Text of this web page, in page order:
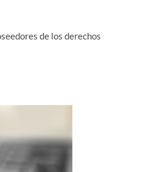
de los derechos